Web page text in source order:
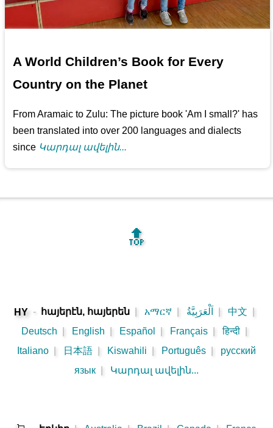
A World Children’s Book for Every
Country on the Planet
From Aramaic to Zulu: The picture book 'Am I small?' has
been translated into over 200 languages and dialects
since Կարդալ ավելին...
🔝
HY - հայերէն, հայերեն አማርኛ اَلْعَرَبِيَّةُ 中文
Deutsch
English Español Français हिन्दी
Italiano
日本語 Kiswahili Português
русский
язык
Կարդալ ավելին...